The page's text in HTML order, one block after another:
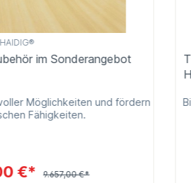
HAIDIG®
im Sonderangebot
Möglichkeiten und fördern
Fähigkeiten.
€* 9.657,00 €*